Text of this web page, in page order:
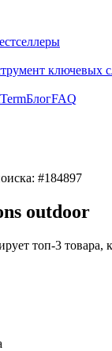
ключевых
БлогFAQ
#184897
outdoor
топ-3 товара,